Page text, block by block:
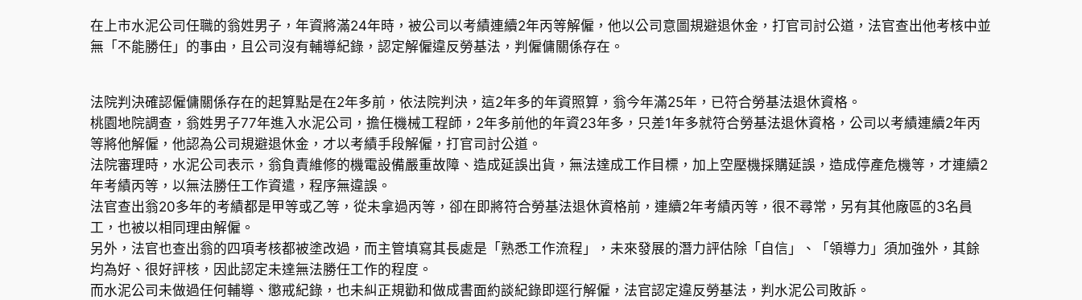
在上市水泥公司任職的翁姓男子，年資將滿24年時，被公司以考績連續2年丙等解僱，他以公司意圖規避退休金，打官司討公道，法官查出他考核中並
無「不能勝任」的事由，且公司沒有輔導紀錄，認定解僱違反勞基法，判僱傭關係存在。
法院判決確認僱傭關係存在的起算點是在2年多前，依法院判決，這2年多的年資照算，翁今年滿25年，已符合勞基法退休資格。
桃園地院調查，翁姓男子77年進入水泥公司，擔任機械工程師，2年多前他的年資23年多，只差1年多就符合勞基法退休資格，公司以考績連續2年丙
等將他解僱，他認為公司規避退休金，才以考績手段解僱，打官司討公道。
法院審理時，水泥公司表示，翁負責維修的機電設備嚴重故障、造成延誤出貨，無法達成工作目標，加上空壓機採購延誤，造成停產危機等，才連續2
年考績丙等，以無法勝任工作資遣，程序無違誤。
法官查出翁20多年的考績都是甲等或乙等，從未拿過丙等，卻在即將符合勞基法退休資格前，連續2年考績丙等，很不尋常，另有其他廠區的3名員
工，也被以相同理由解僱。
另外，法官也查出翁的四項考核都被塗改過，而主管填寫其長處是「熟悉工作流程」，未來發展的潛力評估除「自信」、「領導力」須加強外，其餘
均為好、很好評核，因此認定未達無法勝任工作的程度。
而水泥公司未做過任何輔導、懲戒紀錄，也未糾正規勸和做成書面約談紀錄即逕行解僱，法官認定違反勞基法，判水泥公司敗訴。